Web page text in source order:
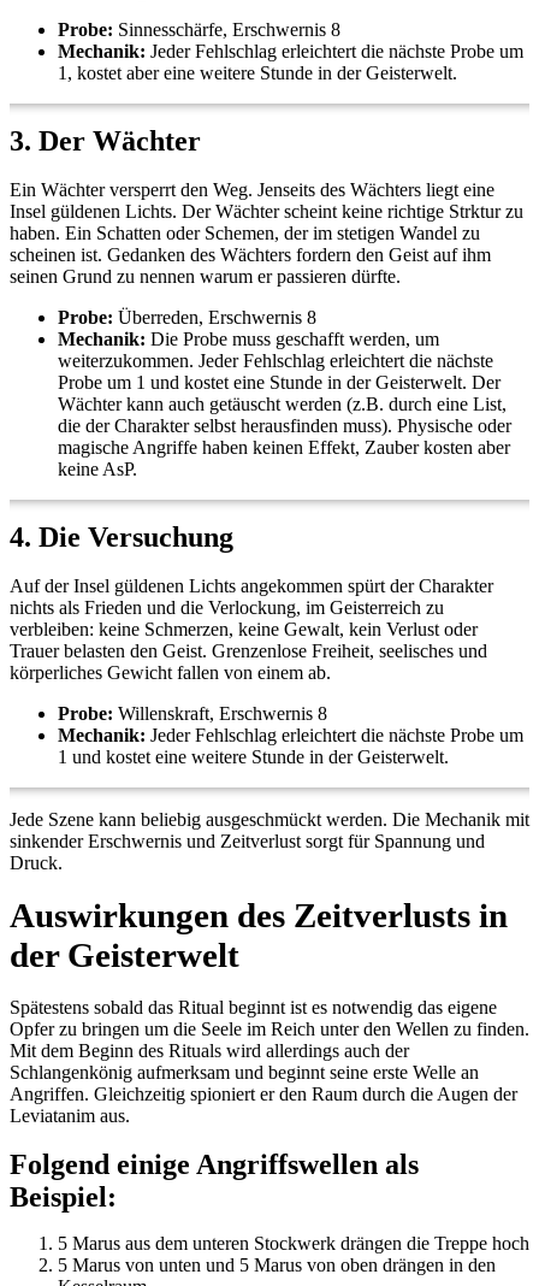
Probe: Sinnesschärfe, Erschwernis 8
Mechanik: Jeder Fehlschlag erleichtert die nächste Probe um
1, kostet aber eine weitere Stunde in der Geisterwelt.
3. Der Wächter
Ein Wächter versperrt den Weg. Jenseits des Wächters liegt eine
Insel güldenen Lichts. Der Wächter scheint keine richtige Strktur zu
haben. Ein Schatten oder Schemen, der im stetigen Wandel zu
scheinen ist. Gedanken des Wächters fordern den Geist auf ihm
seinen Grund zu nennen warum er passieren dürfte.
Probe: Überreden, Erschwernis 8
Mechanik: Die Probe muss geschafft werden, um
weiterzukommen. Jeder Fehlschlag erleichtert die nächste
Probe um 1 und kostet eine Stunde in der Geisterwelt. Der
Wächter kann auch getäuscht werden (z.B. durch eine List,
die der Charakter selbst herausfinden muss). Physische oder
magische Angriffe haben keinen Effekt, Zauber kosten aber
keine AsP.
4. Die Versuchung
Auf der Insel güldenen Lichts angekommen spürt der Charakter
nichts als Frieden und die Verlockung, im Geisterreich zu
verbleiben: keine Schmerzen, keine Gewalt, kein Verlust oder
Trauer belasten den Geist. Grenzenlose Freiheit, seelisches und
körperliches Gewicht fallen von einem ab.
Probe: Willenskraft, Erschwernis 8
Mechanik: Jeder Fehlschlag erleichtert die nächste Probe um
1 und kostet eine weitere Stunde in der Geisterwelt.
Jede Szene kann beliebig ausgeschmückt werden. Die Mechanik mit
sinkender Erschwernis und Zeitverlust sorgt für Spannung und
Druck.
Auswirkungen des Zeitverlusts in
der Geisterwelt
Spätestens sobald das Ritual beginnt ist es notwendig das eigene
Opfer zu bringen um die Seele im Reich unter den Wellen zu finden.
Mit dem Beginn des Rituals wird allerdings auch der
Schlangenkönig aufmerksam und beginnt seine erste Welle an
Angriffen. Gleichzeitig spioniert er den Raum durch die Augen der
Leviatanim aus.
Folgend einige Angriffswellen als
Beispiel:
5 Marus aus dem unteren Stockwerk drängen die Treppe hoch
5 Marus von unten und 5 Marus von oben drängen in den